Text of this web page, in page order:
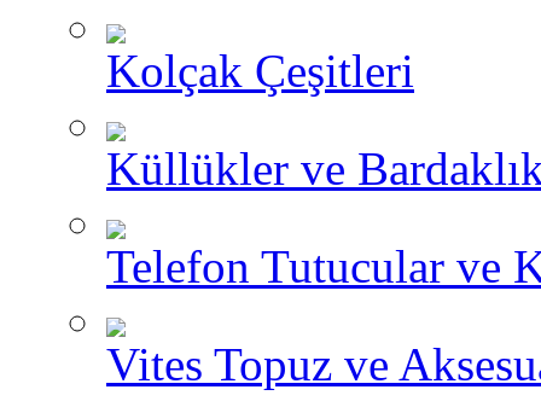
Kolçak Çeşitleri
Küllükler ve
Telefon Tutucular ve
Vites Topuz ve